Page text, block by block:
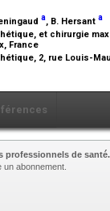
a, B. Hersant a
et chirurgie
France
2, rue Louis-
professionnels de santé.
abonnement.